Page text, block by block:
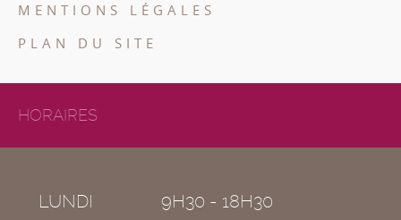
MENTIONS LÉGALES
PLAN DU SITE
HORAIRES
LUNDI
9H30 - 18H30